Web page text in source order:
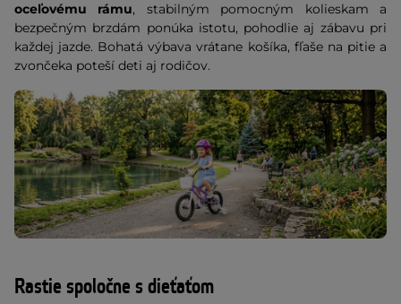
oceľovému rámu, stabilným pomocným kolieskam a
bezpečným brzdám ponúka istotu, pohodlie aj zábavu pri
každej jazde. Bohatá výbava vrátane košíka, fľaše na pitie a
zvončeka poteší deti aj rodičov.
Rastie spoločne s dieťaťom